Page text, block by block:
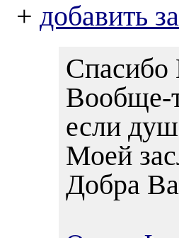
+ добавить
Спасибо
Вообще-
если
Моей
Добра